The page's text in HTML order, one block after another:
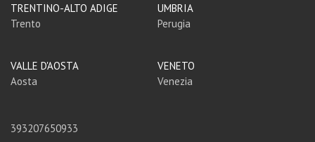
TRENTINO-ALTO ADIGE
Trento
UMBRIA
Perugia
VALLE D'AOSTA
Aosta
VENETO
Venezia
393207650933